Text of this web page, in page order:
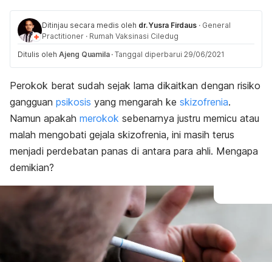
Ditinjau secara medis oleh dr. Yusra Firdaus · General
Practitioner · Rumah Vaksinasi Ciledug
Ditulis oleh Ajeng Quamila · Tanggal diperbarui 29/06/2021
Perokok berat sudah sejak lama dikaitkan dengan risiko
gangguan psikosis yang mengarah ke skizofrenia.
Namun apakah merokok sebenarnya justru memicu atau
malah mengobati gejala skizofrenia, ini masih terus
menjadi perdebatan panas di antara para ahli. Mengapa
demikian?